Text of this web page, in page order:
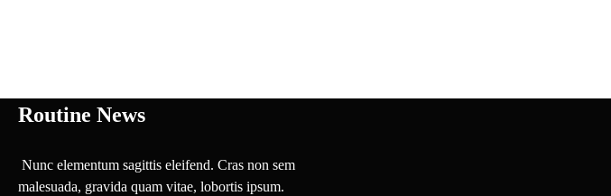
Routine News
Nunc elementum sagittis eleifend. Cras non sem
malesuada, gravida quam vitae, lobortis ipsum.